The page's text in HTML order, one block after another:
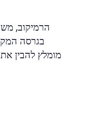
הרמיקוב,
בגרסה
מומלץ להבין